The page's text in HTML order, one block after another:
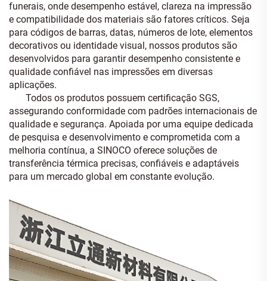
funerais, onde desempenho estável, clareza na impressão
e compatibilidade dos materiais são fatores críticos. Seja
para códigos de barras, datas, números de lote, elementos
decorativos ou identidade visual, nossos produtos são
desenvolvidos para garantir desempenho consistente e
qualidade confiável nas impressões em diversas
aplicações.
Todos os produtos possuem certificação SGS,
assegurando conformidade com padrões internacionais de
qualidade e segurança. Apoiada por uma equipe dedicada
de pesquisa e desenvolvimento e comprometida com a
melhoria contínua, a SINOCO oferece soluções de
transferência térmica precisas, confiáveis e adaptáveis
para um mercado global em constante evolução.